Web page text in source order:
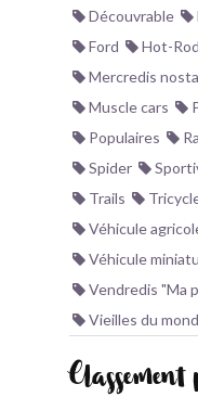
Découvrable
Ford
Hot-Rod
Mercredis
Muscle cars
Populaires
Spider
Trails
Véhicule
Véhicule
Vendredis "Ma
Vieilles du